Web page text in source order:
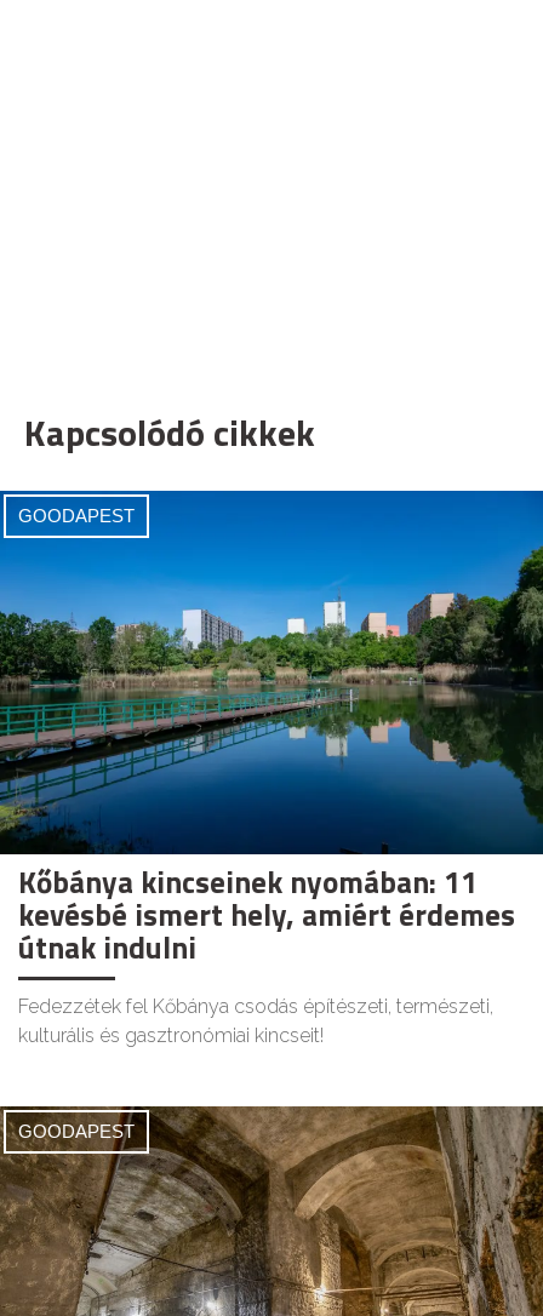
Kapcsolódó cikkek
GOODAPEST
Kőbánya kincseinek nyomában: 11
kevésbé ismert hely, amiért érdemes
útnak indulni
Fedezzétek fel Kőbánya csodás építészeti, természeti,
kulturális és gasztronómiai kincseit!
GOODAPEST